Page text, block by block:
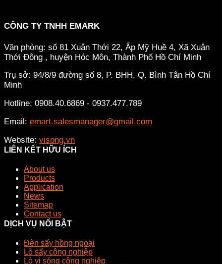
CÔNG TY TNHH EMARK
Văn phòng: số 81 Xuân Thới 22, Ấp Mỹ Huề 4, Xã Xuân
Thới Đông , huyện Hóc Môn, Thành Phố Hồ Chí Minh
Trụ sở: 94/8/9 đường số 8, P. BHH, Q. Bình Tân Hồ Chí
Minh
Hotline: 0908.40.6869 - 0937.477.789
Email: emart.salesmanager@gmail.com
Website: visong.vn
LIÊN KẾT HỮU ÍCH
About us
Products
Application
News
Sitemap
Contact us
DỊCH VỤ NỔI BẬT
Đèn sấy hồng ngoại
Lò sấy công nghiệp
Lò vi sóng công nghiệp